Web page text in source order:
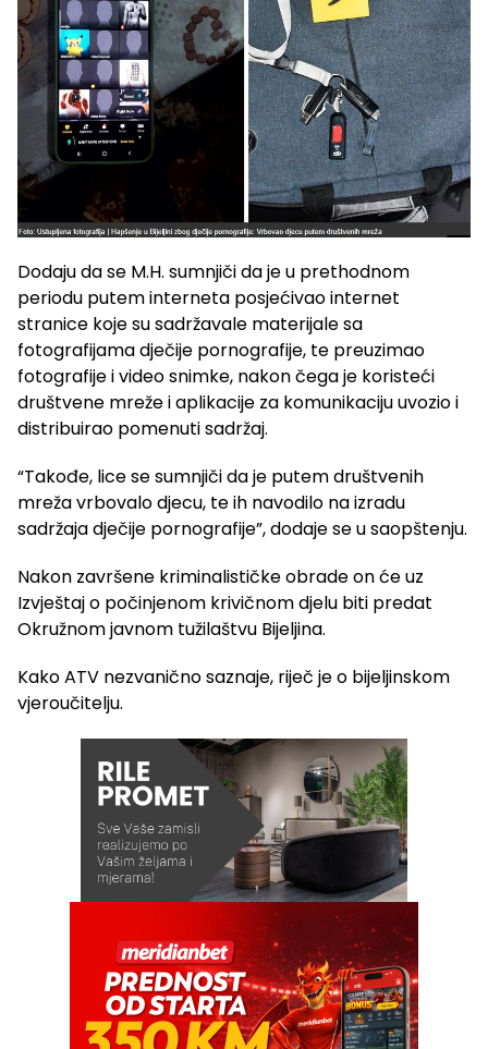
Dodaju da se M.H. sumnjiči da je u prethodnom
periodu putem interneta posjećivao internet
stranice koje su sadržavale materijale sa
fotografijama dječije pornografije, te preuzimao
fotografije i video snimke, nakon čega je koristeći
društvene mreže i aplikacije za komunikaciju uvozio i
distribuirao pomenuti sadržaj.
“Takođe, lice se sumnjiči da je putem društvenih
mreža vrbovalo djecu, te ih navodilo na izradu
sadržaja dječije pornografije”, dodaje se u saopštenju.
Nakon završene kriminalističke obrade on će uz
Izvještaj o počinjenom krivičnom djelu biti predat
Okružnom javnom tužilaštvu Bijeljina.
Kako ATV nezvanično saznaje, riječ je o bijeljinskom
vjeroučitelju.